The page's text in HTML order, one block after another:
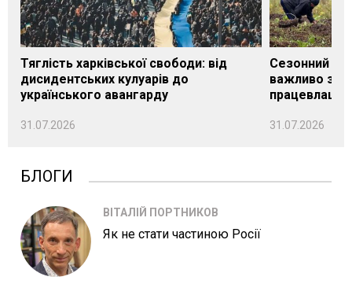
Тяглість харківської свободи: від
дисидентських кулуарів до
українського авангарду
31.07.2026
Сезонний
важливо
31.07.2026
БЛОГИ
ВІТАЛІЙ ПОРТНИКОВ
Як не стати частиною Росії